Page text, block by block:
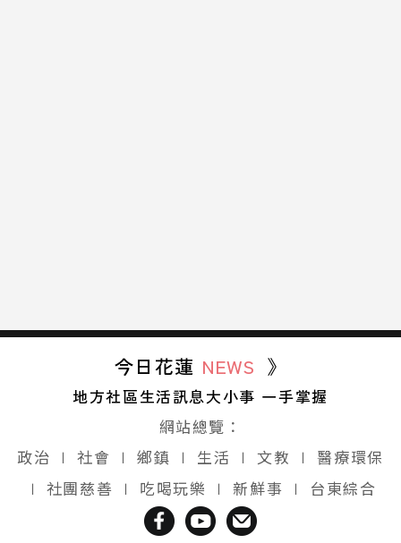
今日花蓮 NEWS 》
地方社區生活訊息大小事 一手掌握
網站總覽：
政治 ∣ 社會 ∣ 鄉鎮 ∣ 生活 ∣ 文教 ∣
醫療環保
∣ 社團慈善 ∣ 吃喝玩樂 ∣ 新鮮事 ∣ 台東綜合